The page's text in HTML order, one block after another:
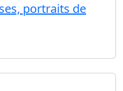
portraits de